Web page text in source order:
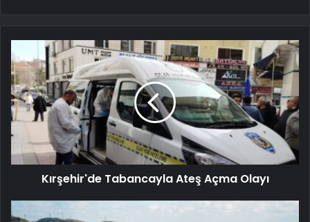
Kırşehir'de Tabancayla Ateş Açma Olayı